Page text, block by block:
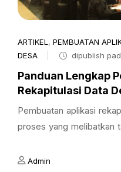
ARTIKEL , PEMBUATAN
DESA
dipublish
Panduan Lengkap
Rekapitulasi Data
Pembuatan aplikasi
proses yang melibatkan
Admin